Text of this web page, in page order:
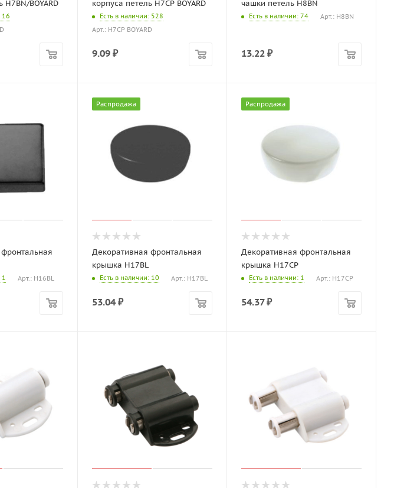
H7BN/BOYARD
16
корпуса петель H7CP BOYARD
Есть в наличии: 528
Арт.: H7CP BOYARD
9.09 ₽
чашки петель H8BN
Есть в наличии: 74 Арт.: H8BN
13.22 ₽
1 Арт.: H16BL
Распродажа
Декоративная фронтальная
крышка H17BL
Есть в наличии: 10 Арт.: H17BL
53.04₽
Распродажа
Декоративная фронтальная
крышка H17CP
Есть в наличии: 1 Арт.: H17CP
54.37₽